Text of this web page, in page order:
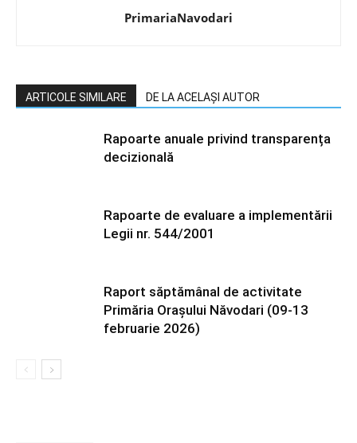
PrimariaNavodari
ARTICOLE SIMILARE DE LA ACELAȘI AUTOR
Rapoarte anuale privind transparența
decizională
Rapoarte de evaluare a implementării
Legii nr. 544/2001
Raport săptămânal de activitate
Primăria Orașului Năvodari (09-13
februarie 2026)